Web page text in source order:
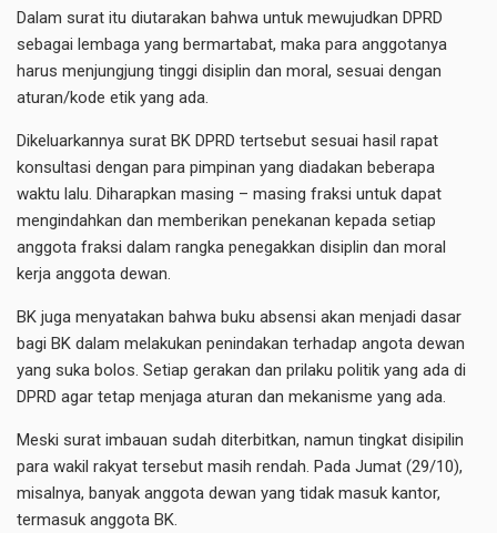
Dalam surat itu diutarakan bahwa untuk mewujudkan DPRD
sebagai lembaga yang bermartabat, maka para anggotanya
harus menjungjung tinggi disiplin dan moral, sesuai dengan
aturan/kode etik yang ada.
Dikeluarkannya surat BK DPRD tertsebut sesuai hasil rapat
konsultasi dengan para pimpinan yang diadakan beberapa
waktu lalu. Diharapkan masing – masing fraksi untuk dapat
mengindahkan dan memberikan penekanan kepada setiap
anggota fraksi dalam rangka penegakkan disiplin dan moral
kerja anggota dewan.
BK juga menyatakan bahwa buku absensi akan menjadi dasar
bagi BK dalam melakukan penindakan terhadap angota dewan
yang suka bolos. Setiap gerakan dan prilaku politik yang ada di
DPRD agar tetap menjaga aturan dan mekanisme yang ada.
Meski surat imbauan sudah diterbitkan, namun tingkat disipilin
para wakil rakyat tersebut masih rendah. Pada Jumat (29/10),
misalnya, banyak anggota dewan yang tidak masuk kantor,
termasuk anggota BK.